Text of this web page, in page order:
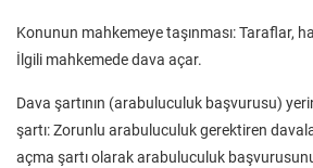
Konunun mahkemeye taşınması: Taraflar,
İlgili mahkemede dava açar.
Dava şartının (arabuluculuk başvurusu)
şartı: Zorunlu arabuluculuk gerektiren
açma şartı olarak arabuluculuk